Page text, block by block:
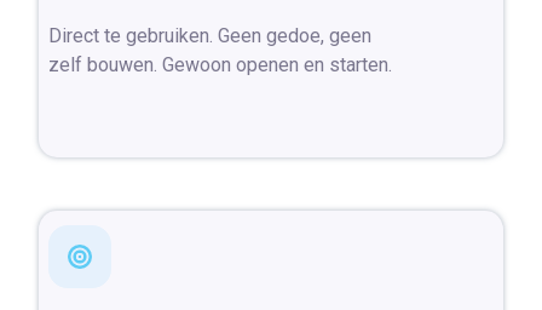
Direct te gebruiken. Geen gedoe, geen
zelf bouwen. Gewoon openen en starten.